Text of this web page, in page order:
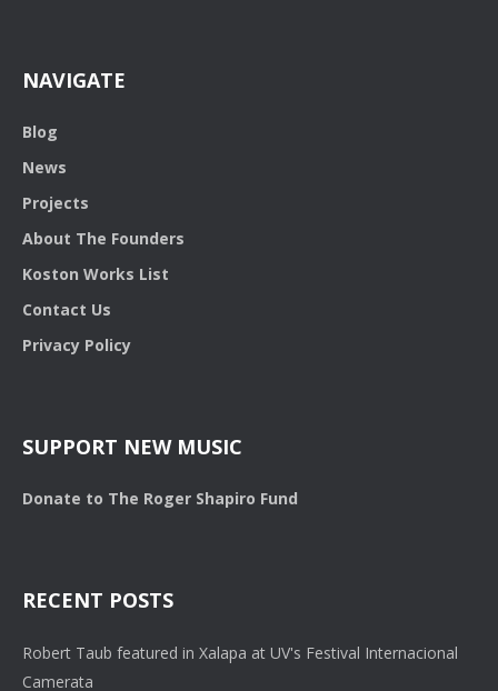
NAVIGATE
Blog
News
Projects
About The Founders
Koston Works List
Contact Us
Privacy Policy
SUPPORT NEW MUSIC
Donate to The Roger Shapiro Fund
RECENT POSTS
Robert Taub featured in Xalapa at UV's Festival Internacional
Camerata